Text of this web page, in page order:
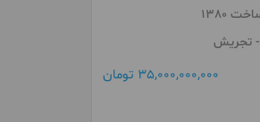
- تجریش
35,000,000,000 تومان